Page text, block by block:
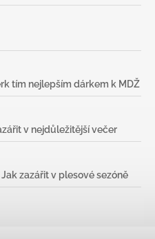
tím nejlepším dárkem k MDŽ
v nejdůležitější večer
zazářit v plesové sezóně